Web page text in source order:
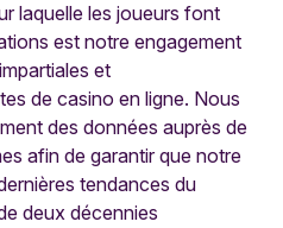
laquelle les joueurs font
est notre engagement
et
de casino en ligne. Nous
des données auprès de
afin de garantir que notre
tendances du
deux décennies